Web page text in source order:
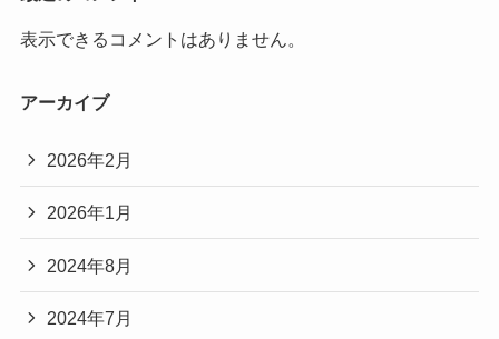
表示できるコメントはありません。
アーカイブ
2026年2月
2026年1月
2024年8月
2024年7月